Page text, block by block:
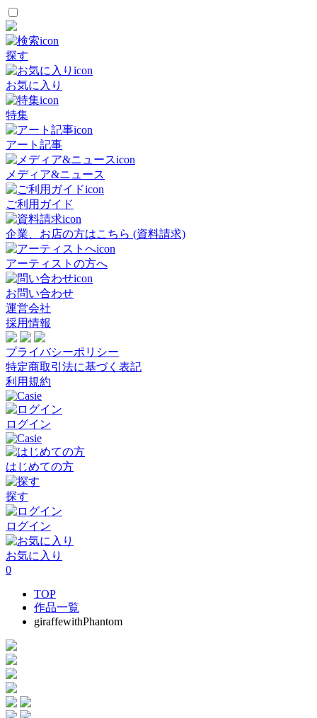
探す
お気に入り
特集
アート記事
メディア&ニュース
ご利用ガイド
企業、お店の方はこちら (資料請求)
アーティストの方へ
お問い合わせ
運営会社
採用情報
プライバシーポリシー
特定商取引法に基づく表記
利用規約
ログイン
はじめての方
探す
ログイン
お気に入り
0
TOP
作品一覧
giraffewithPhantom